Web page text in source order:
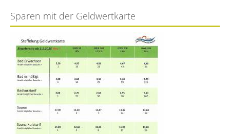
Sparen mit der Geldwertkarte